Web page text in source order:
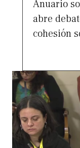
Anuario
abre
cohesión